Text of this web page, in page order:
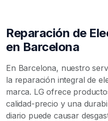
Reparación de
en Barcelona
En Barcelona, nuestro
la reparación integral de
marca. LG ofrece
calidad-precio y una
diario puede causar